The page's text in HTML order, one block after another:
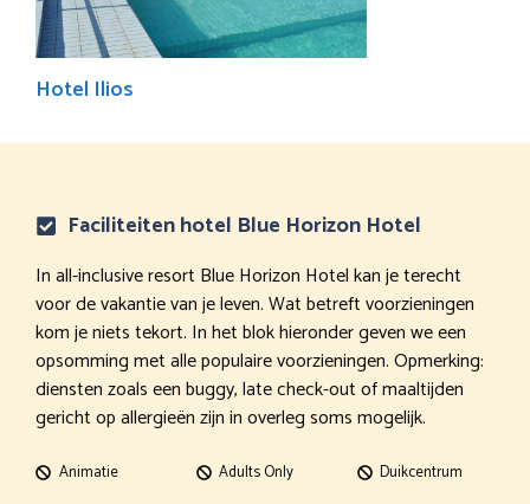
Hotel Ilios
Faciliteiten hotel Blue Horizon Hotel
In all-inclusive resort Blue Horizon Hotel kan je terecht
voor de vakantie van je leven. Wat betreft voorzieningen
kom je niets tekort. In het blok hieronder geven we een
opsomming met alle populaire voorzieningen. Opmerking:
diensten zoals een buggy, late check-out of maaltijden
gericht op allergieën zijn in overleg soms mogelijk.
Animatie
Adults Only
Duikcentrum